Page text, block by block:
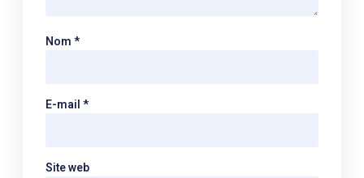
Nom*
E-mail*
Site web